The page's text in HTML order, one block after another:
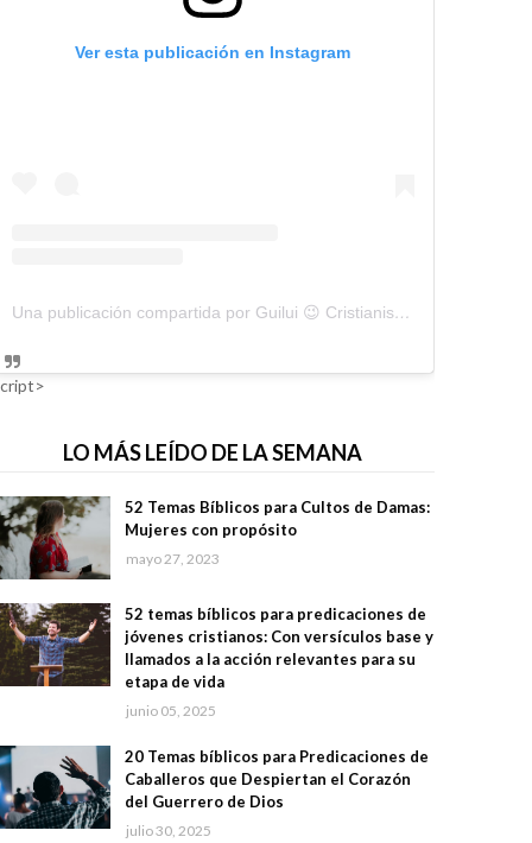
Ver esta publicación en Instagram
Una publicación compartida por Guilui 😉 Cristianismo Viral (@guiluiviral)
LO MÁS LEÍDO DE LA SEMANA
52 Temas Bíblicos para Cultos de Damas:
Mujeres con propósito
mayo 27, 2023
52 temas bíblicos para predicaciones de
jóvenes cristianos: Con versículos base y
llamados a la acción relevantes para su
etapa de vida
junio 05, 2025
20 Temas bíblicos para Predicaciones de
Caballeros que Despiertan el Corazón
del Guerrero de Dios
julio 30, 2025